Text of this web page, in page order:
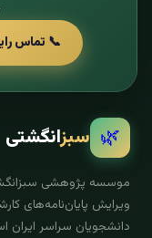
📞 تماس
🌿 سبزانگشتی
ویرایش پایان‌نامه‌های
دانشجویان سراسر